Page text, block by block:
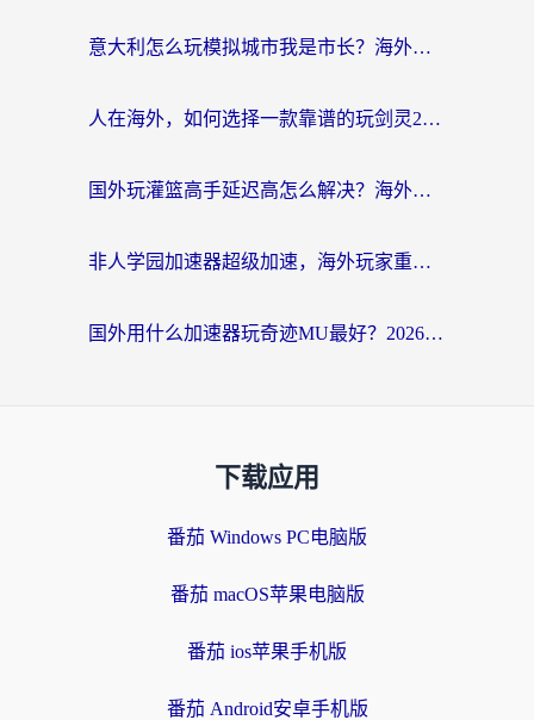
意大利怎么玩模拟城市我是市长？海外党国服游戏加速终极攻略（附三国3量子特攻解决办法）
人在海外，如何选择一款靠谱的玩剑灵2加速器？
国外玩灌篮高手延迟高怎么解决？海外玩家国服游戏加速终极指南
非人学园加速器超级加速，海外玩家重返国服的通行证
国外用什么加速器玩奇迹MU最好？2026海外玩家国服游戏加速全攻略
下载应用
番茄 Windows PC电脑版
番茄 macOS苹果电脑版
番茄 ios苹果手机版
番茄 Android安卓手机版